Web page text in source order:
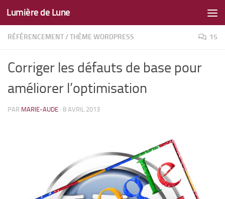
Skip to content
Lumière de Lune
RÉFÉRENCEMENT/THÈME WORDPRESS 15
Corriger les défauts de base pour
améliorer l’optimisation
PAR MARIE-AUDE · 8 AVRIL 2013